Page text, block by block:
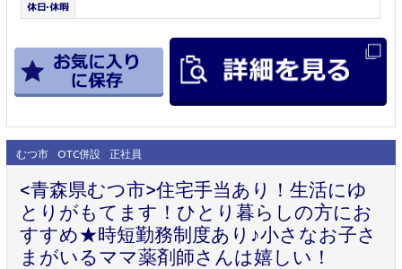
むつ市 OTC併設 正社員
<青森県むつ市>住宅手当あり！生活にゆ
とりがもてます！ひとり暮らしの方にお
すすめ★時短勤務制度あり♪小さなお子さ
まがいるママ薬剤師さんは嬉しい！